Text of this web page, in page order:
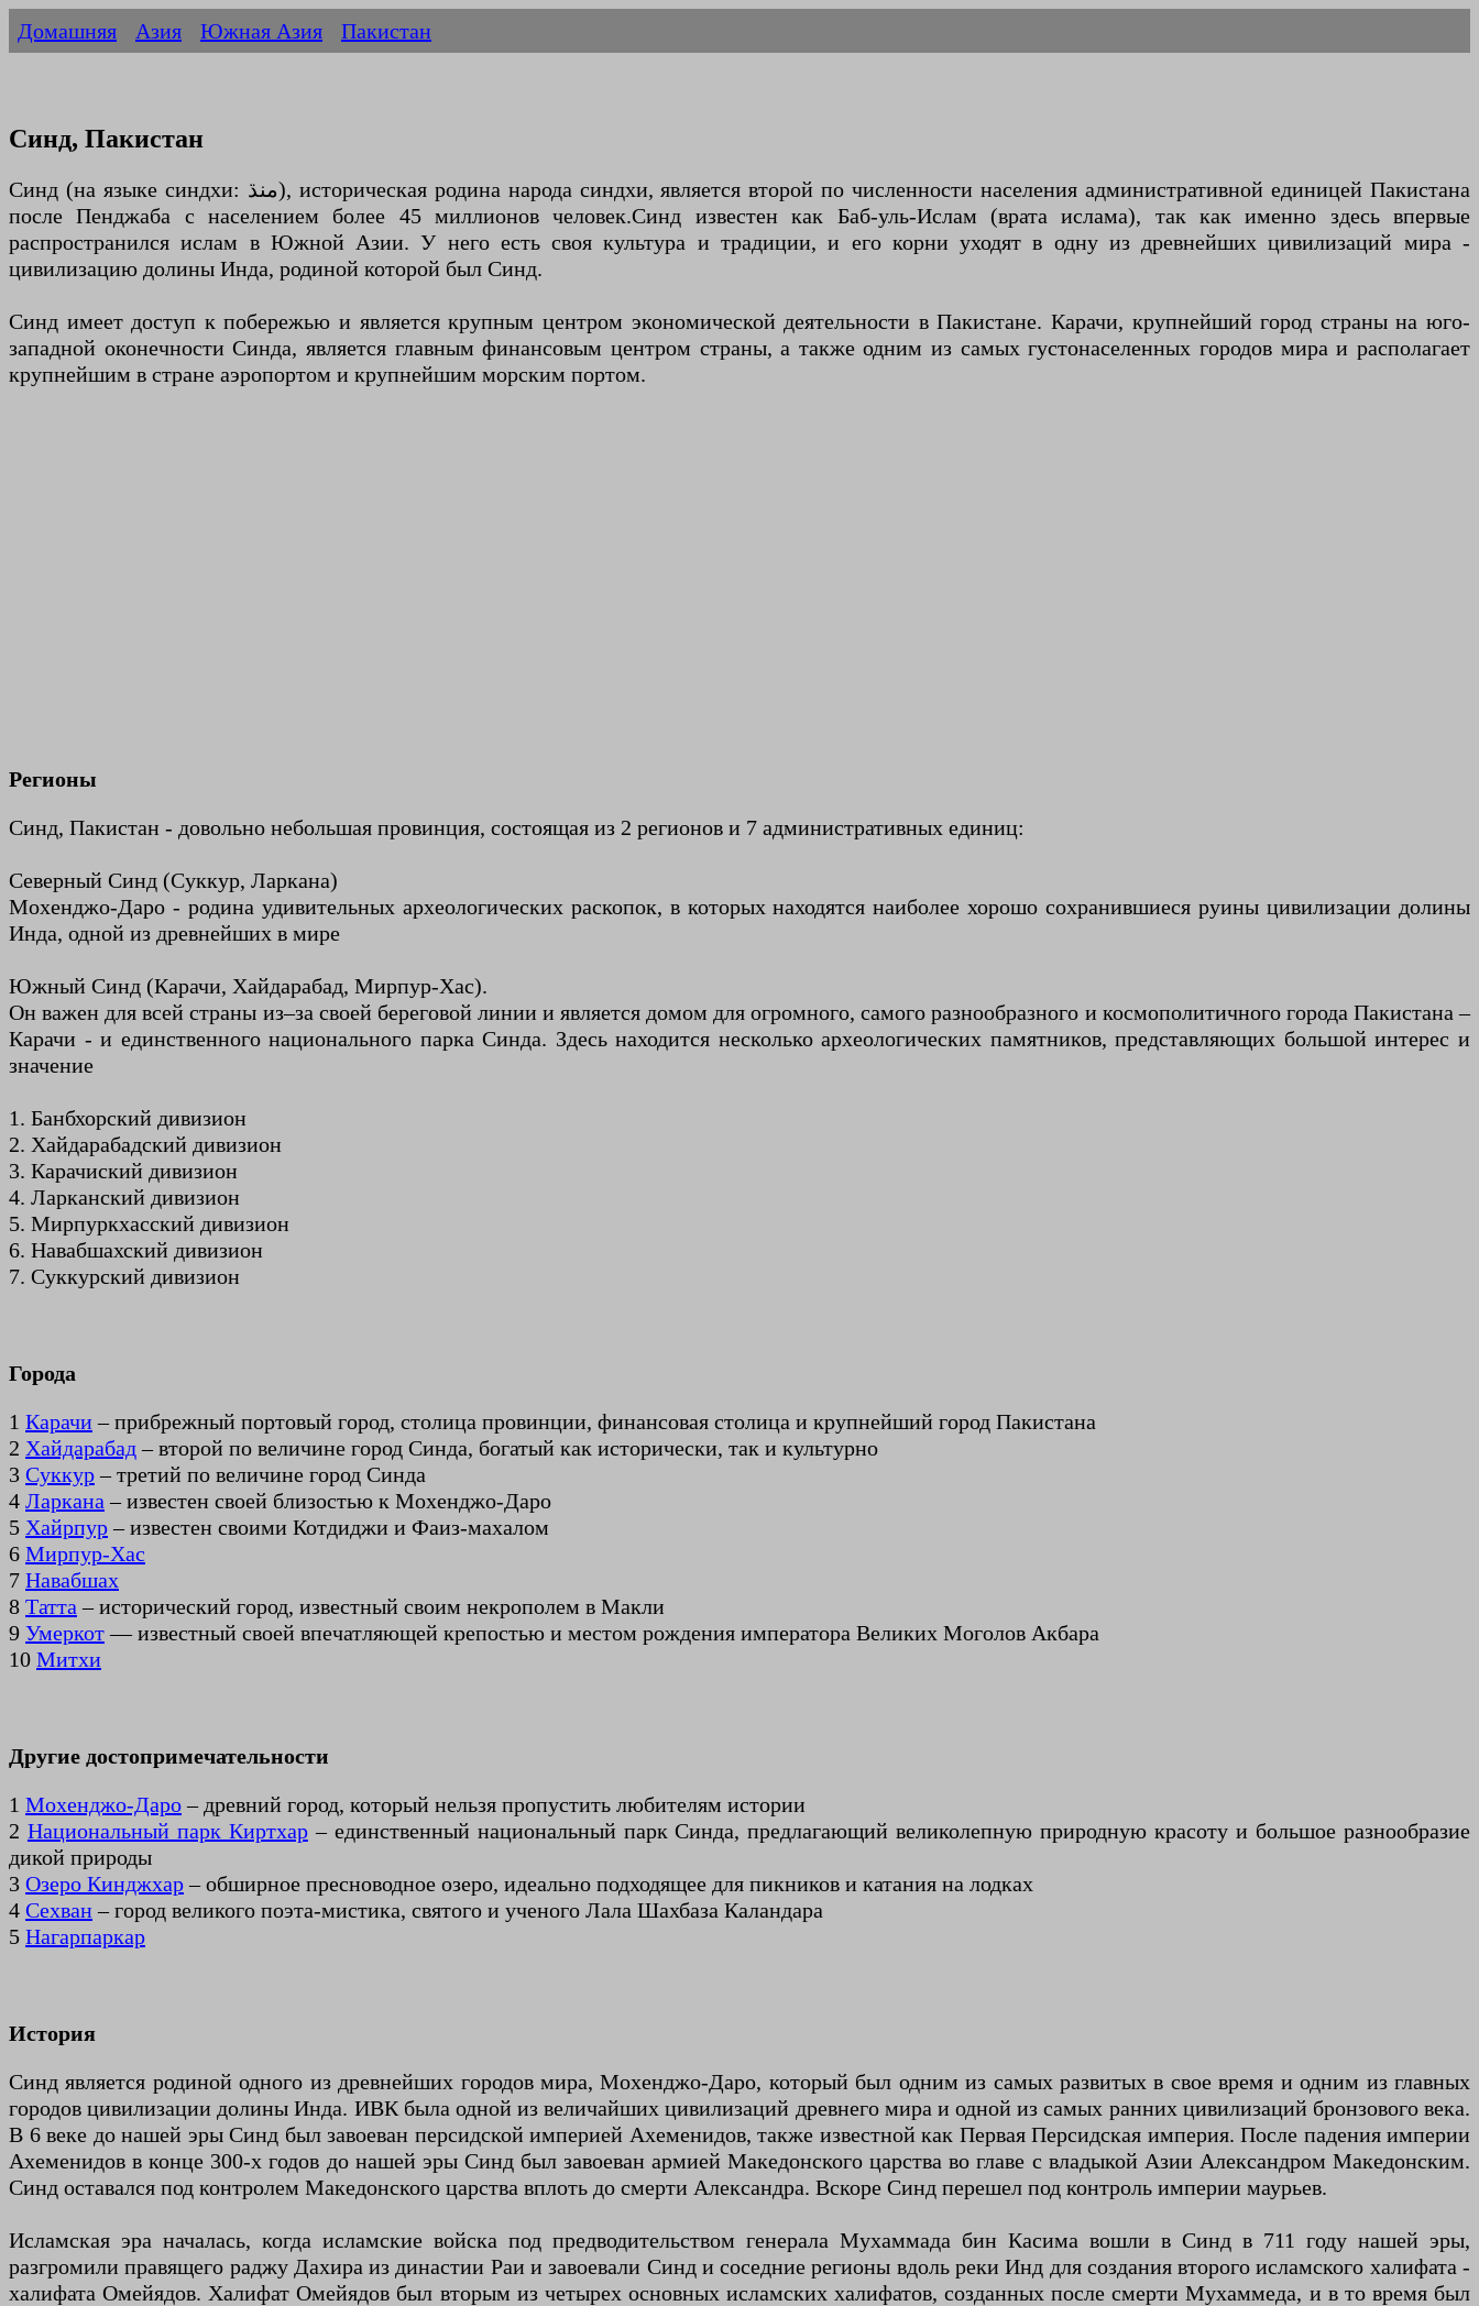
Домашняя Азия Южная Азия Пакистан
Синд, Пакистан
Синд (на языке синдхи: منڌ), историческая родина народа синдхи, является второй по численности населения административной единицей Пакистана
после Пенджаба с населением более 45 миллионов человек.Синд известен как Баб-уль-Ислам (врата ислама), так как именно здесь впервые
распространился ислам в Южной Азии. У него есть своя культура и традиции, и его корни уходят в одну из древнейших цивилизаций мира -
цивилизацию долины Инда, родиной которой был Синд.
Синд имеет доступ к побережью и является крупным центром экономической деятельности в Пакистане. Карачи, крупнейший город страны на юго-
западной оконечности Синда, является главным финансовым центром страны, а также одним из самых густонаселенных городов мира и располагает
крупнейшим в стране аэропортом и крупнейшим морским портом.
Регионы
Синд, Пакистан - довольно небольшая провинция, состоящая из 2 регионов и 7 административных единиц:
Северный Синд (Суккур, Ларкана)
Мохенджо-Даро - родина удивительных археологических раскопок, в которых находятся наиболее хорошо сохранившиеся руины цивилизации долины
Инда, одной из древнейших в мире
Южный Синд (Карачи, Хайдарабад, Мирпур-Хас).
Он важен для всей страны из–за своей береговой линии и является домом для огромного, самого разнообразного и космополитичного города Пакистана –
Карачи - и единственного национального парка Синда. Здесь находится несколько археологических памятников, представляющих большой интерес и
значение
1. Банбхорский дивизион
2. Хайдарабадский дивизион
3. Карачиский дивизион
4. Ларканский дивизион
5. Мирпуркхасский дивизион
6. Навабшахский дивизион
7. Суккурский дивизион
Города
1 Карачи – прибрежный портовый город, столица провинции, финансовая столица и крупнейший город Пакистана
2 Хайдарабад– второй по величине город Синда, богатый как исторически, так и культурно
3 Суккур– третий по величине город Синда
4 Ларкана – известен своей близостью к Мохенджо-Даро
5 Хайрпур– известен своими Котдиджи и Фаиз-махалом
6 Мирпур-Хас
7 Навабшах
8 Татта – исторический город, известный своим некрополем в Макли
9 Умеркот— известный своей впечатляющей крепостью и местом рождения императора Великих Моголов Акбара
10 Митхи
Другие достопримечательности
1 Мохенджо-Даро– древний город, который нельзя пропустить любителям истории
2 Национальный парк Киртхар– единственный национальный парк Синда, предлагающий великолепную природную красоту и большое разнообразие
дикой природы
3 Озеро Кинджхар– обширное пресноводное озеро, идеально подходящее для пикников и катания на лодках
4 Сехван – город великого поэта-мистика, святого и ученого Лала Шахбаза Каландара
5 Нагарпаркар
История
Синд является родиной одного из древнейших городов мира, Мохенджо-Даро, который был одним из самых развитых в свое время и одним из главных
городов цивилизации долины Инда. ИВК была одной из величайших цивилизаций древнего мира и одной из самых ранних цивилизаций бронзового века.
В 6 веке до нашей эры Синд был завоеван персидской империей Ахеменидов, также известной как Первая Персидская империя. После падения империи
Ахеменидов в конце 300-х годов до нашей эры Синд был завоеван армией Македонского царства во главе с владыкой Азии Александром Македонским.
Синд оставался под контролем Македонского царства вплоть до смерти Александра. Вскоре Синд перешел под контроль империи маурьев.
Исламская эра началась, когда исламские войска под предводительством генерала Мухаммада бин Касима вошли в Синд в 711 году нашей эры,
разгромили правящего раджу Дахира из династии Раи и завоевали Синд и соседние регионы вдоль реки Инд для создания второго исламского халифата -
халифата Омейядов. Халифат Омейядов был вторым из четырех основных исламских халифатов, созданных после смерти Мухаммеда, и в то время был